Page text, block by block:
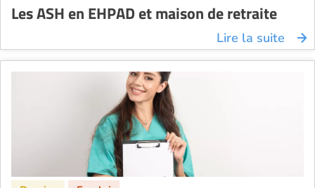
Les ASH en EHPAD et maison de retraite
Lire la suite